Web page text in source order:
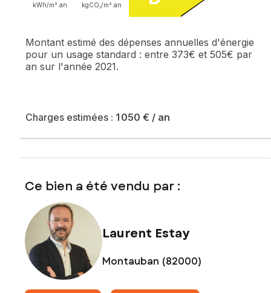
kWh/m². an kgCO₂/m². an
Montant estimé des dépenses annuelles d'énergie
pour un usage standard : entre 373€ et 505€ par
an sur l'année 2021.
Charges estimées : 1 050 € / an
Ce bien a été vendu par :
Laurent Estay
Montauban (82000)